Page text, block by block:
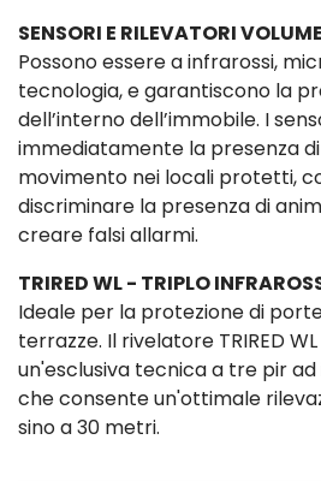
SENSORI E RILEVATORI
Possono essere a infrarossi,
tecnologia, e garantiscono la
dell’interno dell’immobile. I
immediatamente la presenza
movimento nei locali protetti,
discriminare la presenza di
creare falsi allarmi.
TRIRED WL - TRIPLO
Ideale per la protezione di
terrazze. Il rivelatore TRIRED
un'esclusiva tecnica a tre pir
che consente un'ottimale
sino a 30 metri.